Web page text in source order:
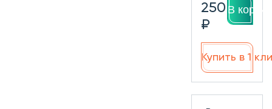
250
₽
В
Купить в 1